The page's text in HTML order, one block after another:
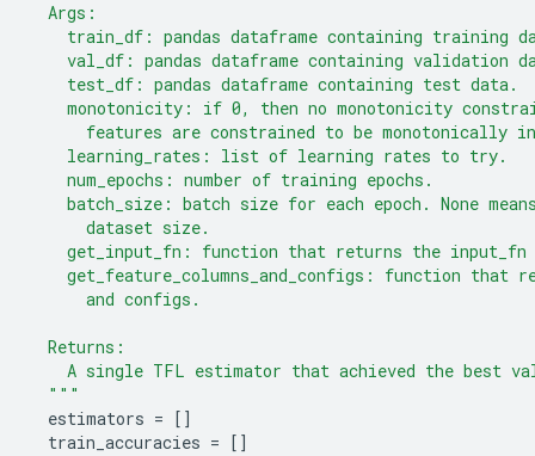
Args:
train_df: pandas dataframe containing training
val_df: pandas dataframe containing validation
test_df: pandas dataframe containing test data.
monotonicity: if 0, then no monotonicity
features are constrained to be monotonically
learning_rates: list of learning rates to try.
num_epochs: number of training epochs.
batch_size: batch size for each epoch. None
dataset size.
get_input_fn: function that returns the input_fn
get_feature_columns_and_configs: function that
and configs.
Returns:
A single TFL estimator that achieved the best
"""
estimators = []
train_accuracies = []